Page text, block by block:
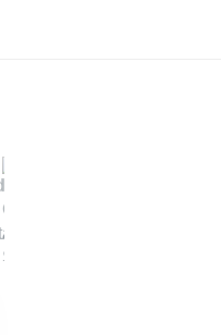
kW)